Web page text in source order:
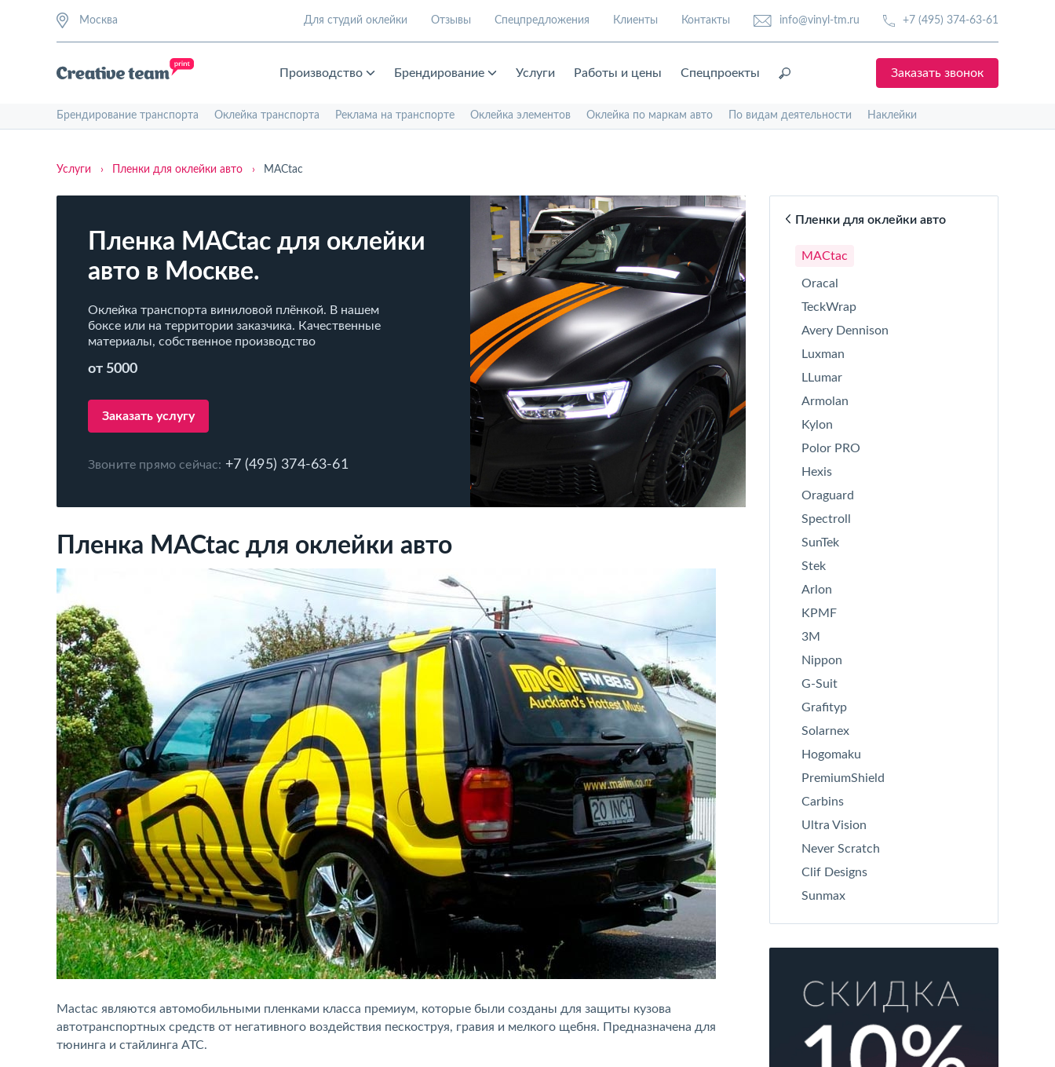
Москва Для студий оклейки Отзывы Спецпредложения Клиенты Контакты info@vinyl-tm.ru +7 (495) 374-63-61
Производство Брендирование Услуги Работы и цены Спецпроекты Заказать звонок
Брендирование транспорта Оклейка транспорта Реклама на транспорте Оклейка элементов Оклейка по маркам авто По видам деятельности Наклейки
Услуги › Пленки для оклейки авто › MACtac
Пленка MACtac для оклейки
авто в Москве.
Оклейка транспорта виниловой плёнкой. В нашем
боксе или на территории заказчика. Качественные
материалы, собственное производство
от 5000
Заказать услугу
Звоните прямо сейчас: +7 (495) 374-63-61
Пленка MACtac для оклейки авто
Mactac являются автомобильными пленками класса премиум, которые были созданы для защиты кузова
автотранспортных средств от негативного воздействия пескоструя, гравия и мелкого щебня. Предназначена для
тюнинга и стайлинга АТС.
Пленки для оклейки авто
MACtac
Oracal
TeckWrap
Avery Dennison
Luxman
LLumar
Armolan
Kylon
Polor PRO
Hexis
Oraguard
Spectroll
SunTek
Stek
Arlon
KPMF
3M
Nippon
G-Suit
Grafityp
Solarnex
Hogomaku
PremiumShield
Carbins
Ultra Vision
Never Scratch
Clif Designs
Sunmax